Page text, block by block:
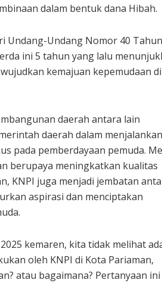
dalam bentuk dana Hibah.
Undang-Undang Nomor 40 Tahun
ini 5 tahun yang lalu
kemajuan kepemudaan
daerah antara lain
daerah dalam menjalankan
pada pemberdayaan pemuda.
berupaya meningkatkan kualitas
KNPI juga menjadi jembatan
aspirasi dan menciptakan
kemaren, kita tidak melihat
oleh KNPI di Kota Pariaman,
atau bagaimana? Pertanyaan ini